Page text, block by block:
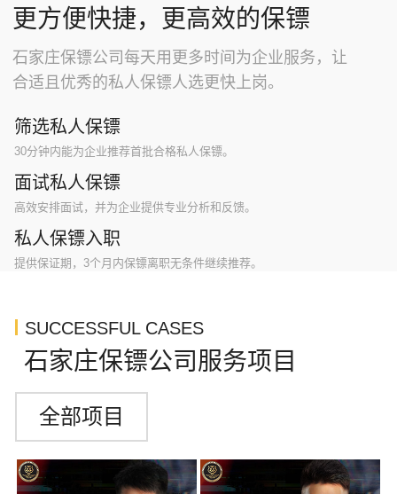
更方便快捷，更高效的保镖
石家庄保镖公司每天用更多时间为企业服务，让
合适且优秀的私人保镖人选更快上岗。
筛选私人保镖
30分钟内能为企业推荐首批合格私人保镖。
面试私人保镖
高效安排面试，并为企业提供专业分析和反馈。
私人保镖入职
提供保证期，3个月内保镖离职无条件继续推荐。
SUCCESSFUL CASES
石家庄保镖公司服务项目
全部项目